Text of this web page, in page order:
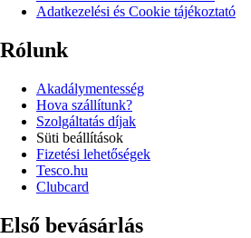
Adatkezelési és Cookie tájékoztató
Rólunk
Akadálymentesség
Hova szállítunk?
Szolgáltatás díjak
Süti beállítások
Fizetési lehetőségek
Tesco.hu
Clubcard
Első bevásárlás